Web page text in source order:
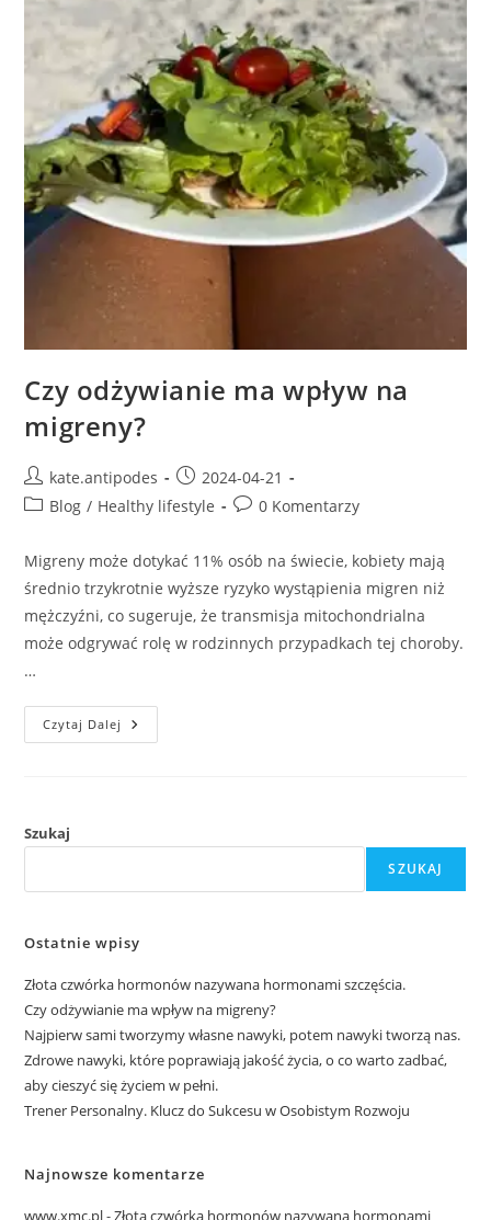
Czy odżywianie ma wpływ na
migreny?
Post
author:
kate.antipodes
Post
published:
2024-04-21
PostBlog / Healthy lifestyle
Post0 Komentarzy
Migreny może dotykać 11% osób na świecie, kobiety mają
średnio trzykrotnie wyższe ryzyko wystąpienia migren niż
mężczyźni, co sugeruje, że transmisja mitochondrialna
może odgrywać rolę w rodzinnych przypadkach tej choroby.
…
Czytaj Dalej Czy
Odżywianie
Szukaj
SZUKAJ
Ostatnie wpisy
Złota czwórka hormonów nazywana hormonami szczęścia.
Czy odżywianie ma wpływ na migreny?
Najpierw sami tworzymy własne nawyki, potem nawyki tworzą nas.
Zdrowe nawyki, które poprawiają jakość życia, o co warto zadbać,
aby cieszyć się życiem w pełni.
Trener Personalny. Klucz do Sukcesu w Osobistym Rozwoju
Najnowsze komentarze
www.xmc.pl-Złota czwórka hormonów nazywana hormonami